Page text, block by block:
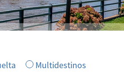
Multidestinos